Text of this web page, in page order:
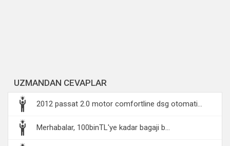
UZMANDAN CEVAPLAR
2012 passat 2.0 motor comfortline dsg otomati...
Merhabalar, 100binTL'ye kadar bagaji b...